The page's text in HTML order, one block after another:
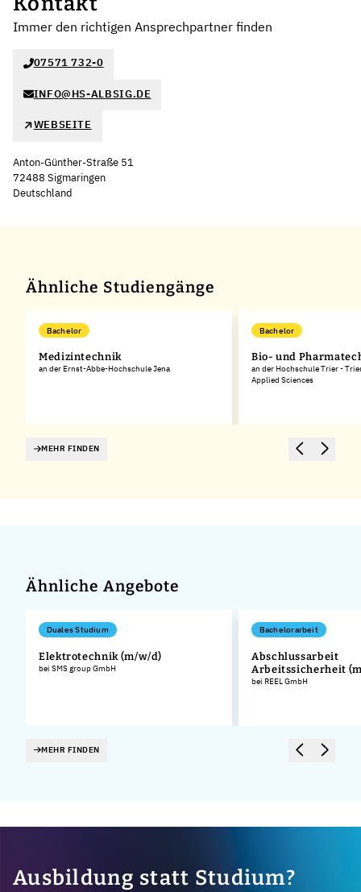
Immer den richtigen Ansprechpartner finden
07571 732-0
INFO@HS-ALBSIG.DE
WEBSEITE
Anton-Günther-Straße 51
72488 Sigmaringen
Deutschland
Ähnliche Studiengänge
Bachelor
Medizintechnik
an der Ernst-Abbe-Hochschule Jena
Bachelor
Bio- und
an der Hochschule Trier -
Applied Sciences
MEHR FINDEN
Ähnliche Angebote
Duales Studium
Elektrotechnik (m/w/d)
bei SMS group GmbH
Bachelorarbeit
Abschlussarbeit
Arbeitssicherheit
bei REEL GmbH
MEHR FINDEN
Ausbildung statt Studium?